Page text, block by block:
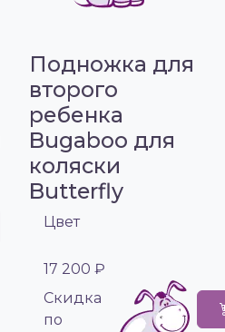
Подножка для
второго
ребенка
Bugaboo для
коляски
Butterfly
Цвет
17 200 ₽
Cкидка
по